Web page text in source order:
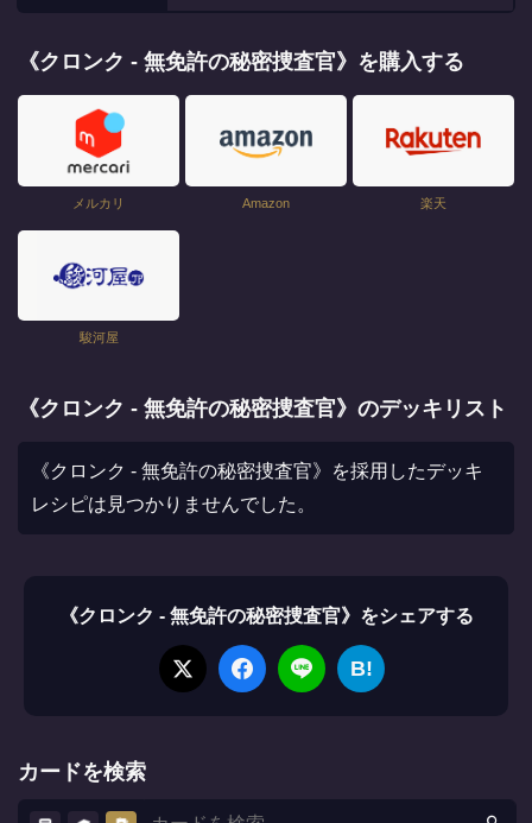
《クロンク - 無免許の秘密捜査官》を購入する
メルカリ Amazon 楽天
駿河屋
《クロンク - 無免許の秘密捜査官》のデッキリスト
《クロンク - 無免許の秘密捜査官》を採用したデッキ
レシピは見つかりませんでした。
《クロンク - 無免許の秘密捜査官》をシェアする
B!
カードを検索